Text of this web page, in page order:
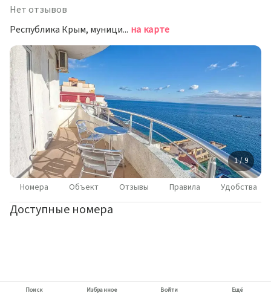
Нет отзывов
Республика Крым, муниципальный округ Алушта, посёлок Утёс, улица Гагариной, 25/229 на карте
1 / 9
Номера Объект Отзывы Правила Удобства
Доступные номера
Поиск Избранное Войти Ещё